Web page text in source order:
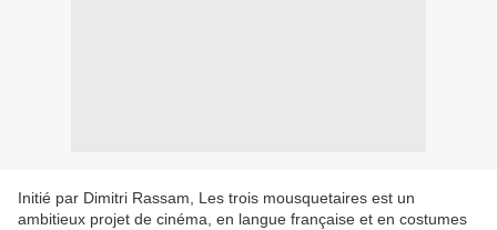
Initié par Dimitri Rassam, Les trois mousquetaires est un
ambitieux projet de cinéma, en langue française et en costumes